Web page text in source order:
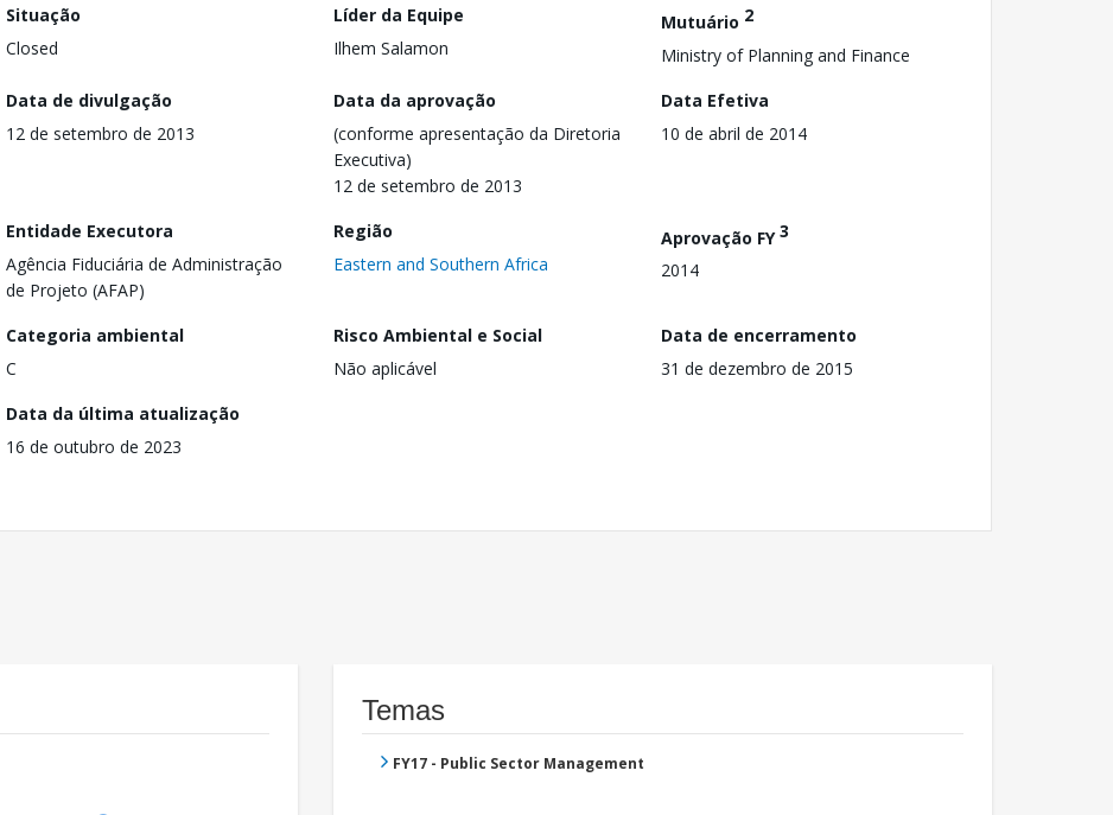
Situação
Closed
Líder da Equipe
Ilhem Salamon
Mutuário 2
Ministry of Planning and Finance
Data de divulgação
12 de setembro de 2013
Data da aprovação
(conforme apresentação da Diretoria
Executiva)
12 de setembro de 2013
Data Efetiva
10 de abril de 2014
Entidade Executora
Agência Fiduciária de Administração
de Projeto (AFAP)
Região
Eastern and Southern Africa
Aprovação FY3
2014
Categoria ambiental
C
Risco Ambiental e Social
Não aplicável
Data de encerramento
31 de dezembro de 2015
Data da última atualização
16 de outubro de 2023
Temas
FY17 - Public Sector Management